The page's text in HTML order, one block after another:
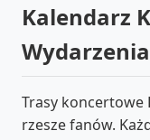
Kalendarz
Trasy koncertowe
rzesze fanów.